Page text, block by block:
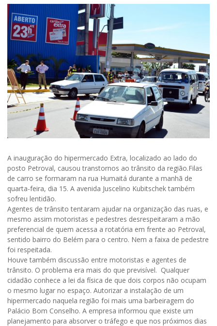
A inauguração do hipermercado Extra, localizado ao lado do
posto Petroval, causou transtornos ao trânsito da região.Filas
de carro se formaram na rua Humaitá durante a manhã de
quarta-feira, dia 15. A avenida Juscelino Kubitschek também
sofreu lentidão.
Agentes de trânsito tentaram ajudar na organização das ruas, e
mesmo assim motoristas e pedestres desrespeitaram a mão
preferencial de quem acessa a rotatória em frente ao Petroval,
sentido bairro do Belém para o centro. Nem a faixa de pedestre
foi respeitada.
Houve também discussão entre motoristas e agentes de
trânsito. O problema era mais do que previsível. Qualquer
cidadão conhece a lei da física de que dois corpos não ocupam
o mesmo lugar no espaço. Autorizar a instalação de um
hipermercado naquela região foi mais uma barbeiragem do
Palácio Bom Conselho. A empresa informou que existe um
planejamento para absorver o tráfego e que nos próximos dias